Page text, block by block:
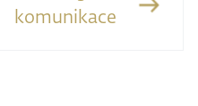
komunikace